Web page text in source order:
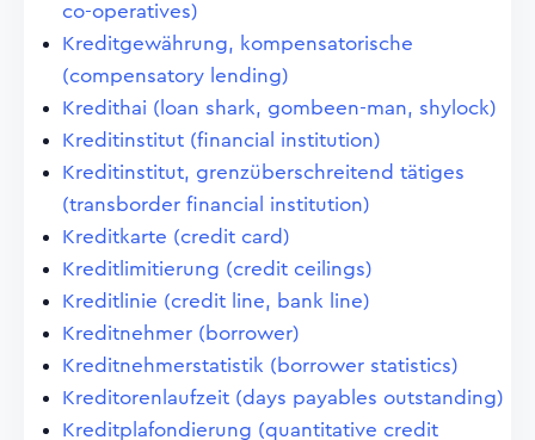
co-operatives)
Kreditgewährung, kompensatorische
(compensatory lending)
Kredithai (loan shark, gombeen-man, shylock)
Kreditinstitut (financial institution)
Kreditinstitut, grenzüberschreitend tätiges
(transborder financial institution)
Kreditkarte (credit card)
Kreditlimitierung (credit ceilings)
Kreditlinie (credit line, bank line)
Kreditnehmer (borrower)
Kreditnehmerstatistik (borrower statistics)
Kreditorenlaufzeit (days payables outstanding)
Kreditplafondierung (quantitative credit